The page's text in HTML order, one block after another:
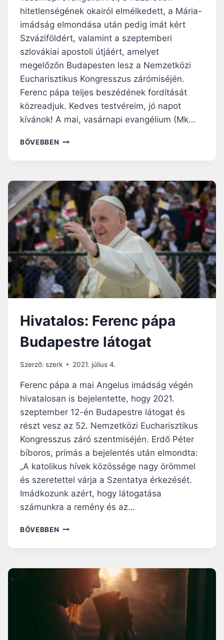
hitetlenségének okairól elmélkedett, a Mária-
imádság elmondása után pedig imát kért
Szváziföldért, valamint a szeptemberi
szlovákiai apostoli útjáért, amelyet
megelőzőn Budapesten lesz a Nemzetközi
Eucharisztikus Kongresszus zárómiséjén.
Ferenc pápa teljes beszédének fordítását
közreadjuk. Kedves testvéreim, jó napot
kívánok! A mai, vasárnapi evangélium (Mk…
BŐVEBBEN FERENC
TUDJUK
ÉSZREVENNI
ISTEN
MEGLEPETÉSEIT,
HA
LEVETJÜK
ELŐÍTÉLETEINKET!
Hivatalos: Ferenc pápa
Budapestre látogat
Szerző: szerk 2021. július 4.
Ferenc pápa a mai Angelus imádság végén
hivatalosan is bejelentette, hogy 2021.
szeptember 12-én Budapestre látogat és
részt vesz az 52. Nemzetközi Eucharisztikus
Kongresszus záró szentmiséjén. Erdő Péter
bíboros, prímás a bejelentés után elmondta:
„A katolikus hívek közössége nagy örömmel
és szeretettel várja a Szentatya érkezését.
Imádkozunk azért, hogy látogatása
számunkra a remény és az…
BŐVEBBEN HIVATALOS:
LÁTOGAT